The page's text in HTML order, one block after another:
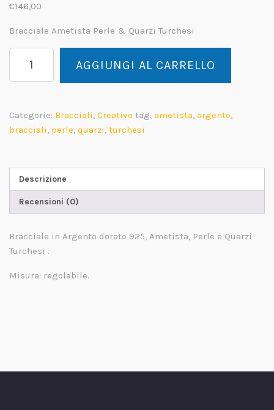
€146,00
Bracciale Ametista Perle & Quarzi Turchesi
Bracciale
Perle
&
quantità
AGGIUNGI AL CARRELLO
Categorie: Bracciali, Creative tag: ametista, argento,
bracciali, perle, quarzi, turchesi
Descrizione
Recensioni (0)
Bracciale in Argento dorato 925, Ametista, Perle e Quarzi
Turchesi .
Misura: regolabile.